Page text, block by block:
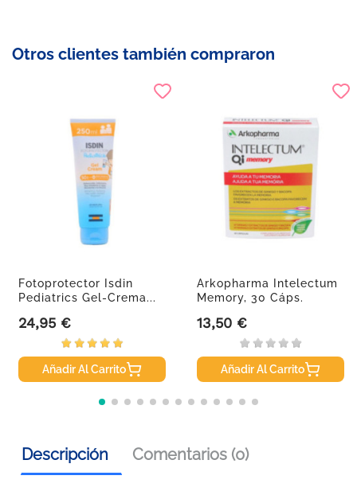
Otros clientes también compraron
Fotoprotector Isdin
Pediatrics Gel-Crema...
Precio
24,95 €
Añadir Al Carrito
Arkopharma Intelectum
Memory, 30 Cáps.
Precio
13,50 €
Añadir Al Carrito
Descripción Comentarios (0)